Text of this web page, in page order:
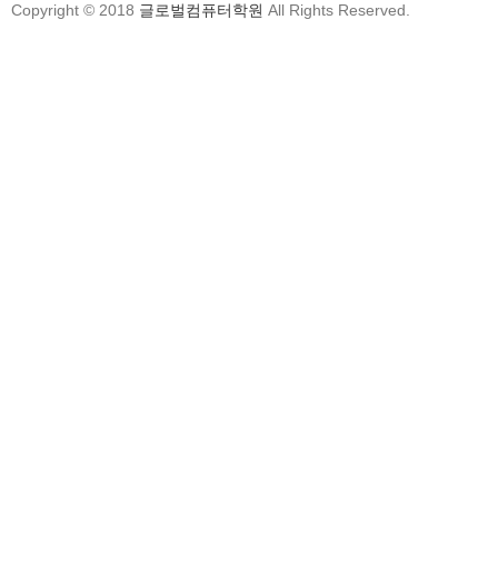
이Copyright © 2018 글로벌컴퓨터학원 All Rights Reserved.